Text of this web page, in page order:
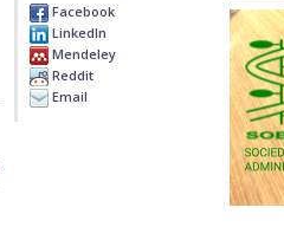
Facebook
LinkedIn
Mendeley
Reddit
Email